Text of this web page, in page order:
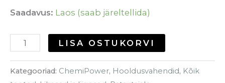
Saadavus: Laos (saab järeltellida)
LISA OSTUKORVI
Kategooriad: ChemiPower, Hooldusvahendid, Kõik